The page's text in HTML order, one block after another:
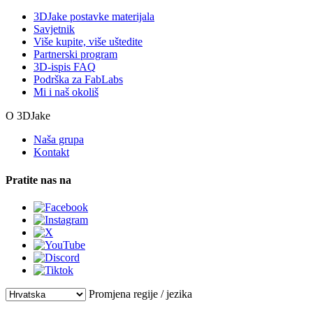
3DJake postavke materijala
Savjetnik
Više kupite, više uštedite
Partnerski program
3D-ispis FAQ
Podrška za FabLabs
Mi i naš okoliš
O 3DJake
Naša grupa
Kontakt
Pratite nas na
Promjena regije / jezika